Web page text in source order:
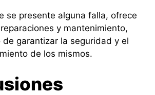
se presente alguna falla, ofrece
y mantenimiento,
garantizar la seguridad y el
de los mismos.